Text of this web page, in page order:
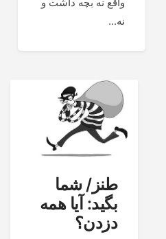
نه...
طنز/ شما
بگید: آیا همه
دزدن؟